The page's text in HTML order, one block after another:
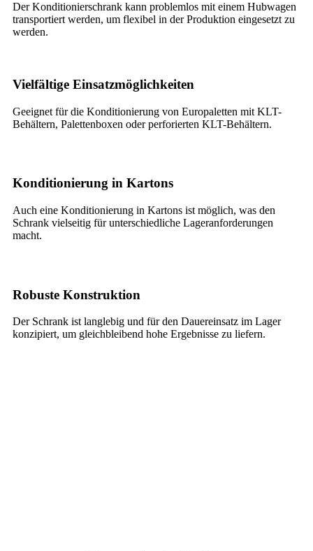
Der Konditionierschrank kann problemlos mit einem Hubwagen
transportiert werden, um flexibel in der Produktion eingesetzt zu
werden.
Vielfältige Einsatzmöglichkeiten
Geeignet für die Konditionierung von Europaletten mit KLT-
Behältern, Palettenboxen oder perforierten KLT-Behältern.
Konditionierung in Kartons
Auch eine Konditionierung in Kartons ist möglich, was den
Schrank vielseitig für unterschiedliche Lageranforderungen
macht.
Robuste Konstruktion
Der Schrank ist langlebig und für den Dauereinsatz im Lager
konzipiert, um gleichbleibend hohe Ergebnisse zu liefern.